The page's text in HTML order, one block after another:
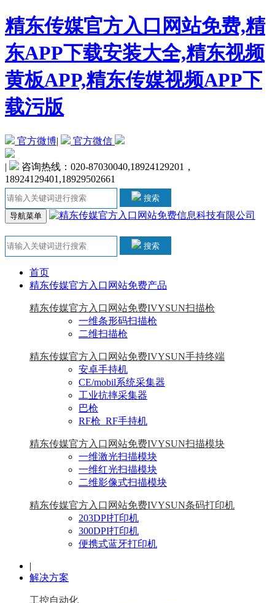
精东传媒官方入口网站免费,精
东APP下载安装大全,精东视频
黄板APP,精东传媒视频APP下
载污版
官方微博| 官方微信
|
咨询热线：020-87030040,18924129201，
18924129401,18929502661
搜索
导航菜单
搜索
首页
精东传媒官方入口网站免费产品
精东传媒官方入口网站免费IVYSUN扫描枪
一维条形码扫描枪
二维扫描枪
精东传媒官方入口网站免费IVYSUN手持终端
安卓手持机
CE/mobil系统采集器
工业抗摔采集器
巴枪
RF枪_RF手持机
精东传媒官方入口网站免费IVYSUN扫描模块
一维激光扫描模块
一维红光扫描模块
二维影像式扫描模块
精东传媒官方入口网站免费IVYSUN条码打印机
203DPI打印机
300DPI打印机
便携式蓝牙打印机
|
解决方案
工控自动化